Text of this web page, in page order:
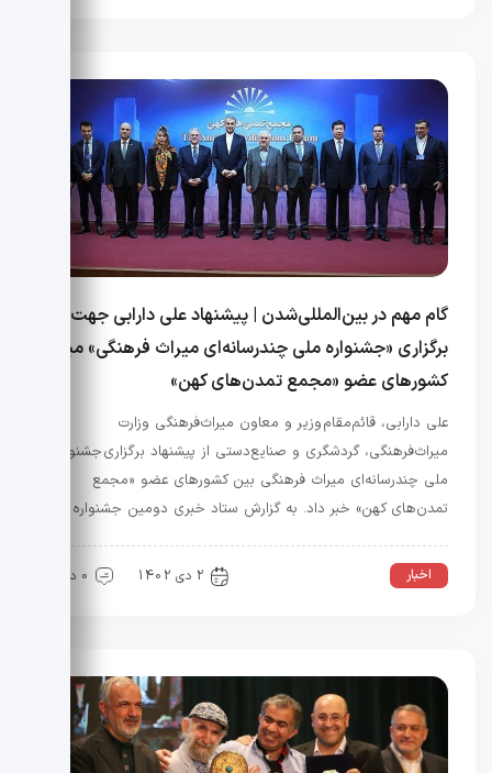
گام مهم در بین‌المللی‌شدن | پیشنهاد علی دارابی جهت
برگزاری «جشنواره ملی چندرسانه‌ای میراث فرهنگی» میان
کشورهای عضو «مجمع تمدن‌های کهن»
علی دارابی، قائم‌مقام وزیر و معاون میراث‌فرهنگی وزارت
میراث‌فرهنگی، گردشگری و صنایع‌دستی از پیشنهاد برگزاری جشنواره
ملی چندرسانه‌ای میراث فرهنگی بین کشورهای عضو «مجمع
تمدن‌های کهن» خبر داد. به گزارش ستاد خبری دومین جشنواره …
اخبار 2 دی 1402 0 دیدگاه